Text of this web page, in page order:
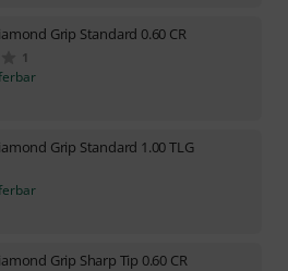
Grip Standard 0.60 CR
1
Grip Standard 1.00 TLG
Grip Sharp Tip 0.60 CR